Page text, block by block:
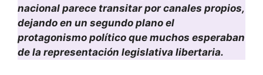
nacional parece transitar por canales propios,
dejando en un segundo plano el
protagonismo político que muchos esperaban
de la representación legislativa libertaria.